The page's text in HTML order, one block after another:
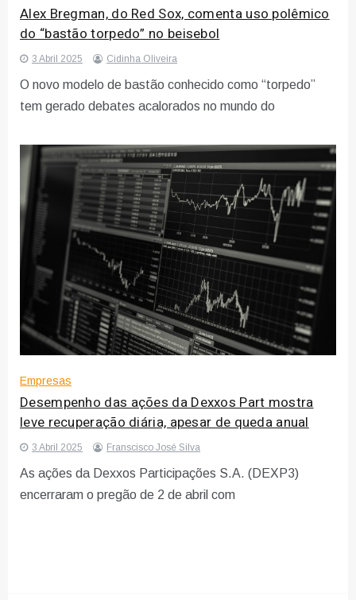
Alex Bregman, do Red Sox, comenta uso polêmico
do “bastão torpedo” no beisebol
3 Abril 2025 Cidinha Oliveira
O novo modelo de bastão conhecido como “torpedo”
tem gerado debates acalorados no mundo do
Empresas
Desempenho das ações da Dexxos Part mostra
leve recuperação diária, apesar de queda anual
3 Abril 2025 Franscisco José Silva
As ações da Dexxos Participações S.A. (DEXP3)
encerraram o pregão de 2 de abril com